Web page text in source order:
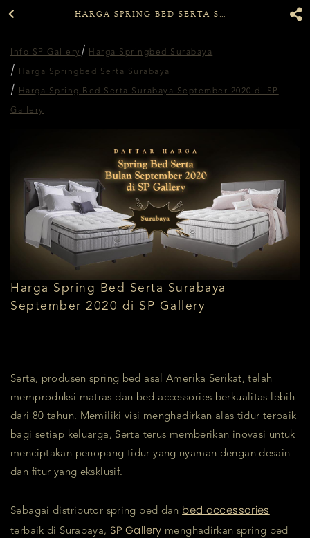
HARGA SPRING BED SERTA SURABAYA SEPTEMBER 2020 DI SP GALLERY
Info SP Gallery Harga Springbed Surabaya
Harga Springbed Serta Surabaya
Harga Spring Bed Serta Surabaya September 2020 di SP
Gallery
Harga Spring Bed Serta Surabaya
September 2020 di SP Gallery
Serta, produsen spring bed asal Amerika Serikat, telah
memproduksi matras dan bed accessories berkualitas lebih
dari 80 tahun. Memiliki visi menghadirkan alas tidur terbaik
bagi setiap keluarga, Serta terus memberikan inovasi untuk
menciptakan penopang tidur yang nyaman dengan desain
dan fitur yang eksklusif.
Sebagai distributor spring bed dan bed accessories
terbaik di Surabaya, SP Gallery menghadirkan spring bed